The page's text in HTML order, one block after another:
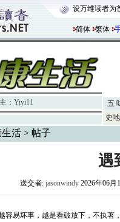
设万维读者为
简体 繁体
： Yiyi11 五
史
活> 帖子
遇
送交者: jasonwindy2026年06月
容易坏事，越是看破放下，不执